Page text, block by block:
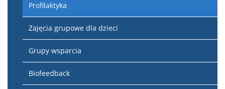
Profilaktyka
Zajęcia grupowe dla dzieci
Grupy wsparcia
Biofeedback